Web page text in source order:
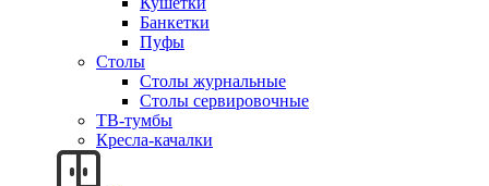
Банкетки
Пуфы
Столы
Столы журнальные
Столы сервировочные
ТВ-тумбы
Кресла-качалки